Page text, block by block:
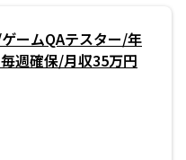
ームQAテスター/年
週確保/月収35万円